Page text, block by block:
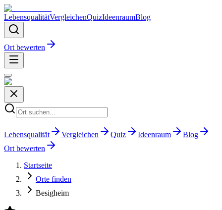
LebensqualitätVergleichenQuizIdeenraumBlog
Ort bewerten
Lebensqualität Vergleichen Quiz Ideenraum
Blog
Ort bewerten
Startseite
Orte finden
Besigheim